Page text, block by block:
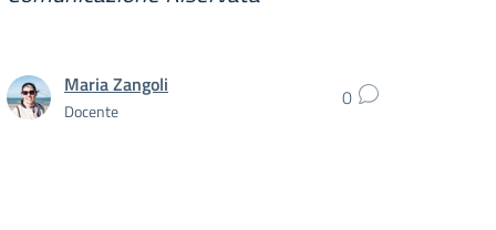
Maria Zangoli
Docente 0